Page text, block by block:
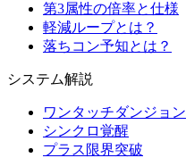
第3属性の倍率と仕様
軽減ループとは？
落ちコン予知とは？
システム解説
ワンタッチダンジョン
シンクロ覚醒
プラス限界突破